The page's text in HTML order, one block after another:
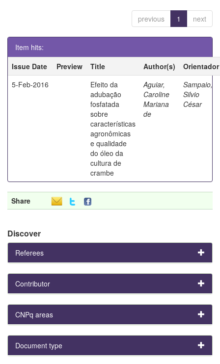
previous 1 next
Item hits:
Issue Date
Preview Title Author(s)
Orientador
5-Feb-2016
Efeito da
adubação
fosfatada
sobre
características
agronômicas
e qualidade
do óleo da
cultura de
crambe
Aguiar,
Caroline
Mariana
de
Sampaio,
Silvio
César
Share
Discover
Referees
Contributor
CNPq areas
Document type